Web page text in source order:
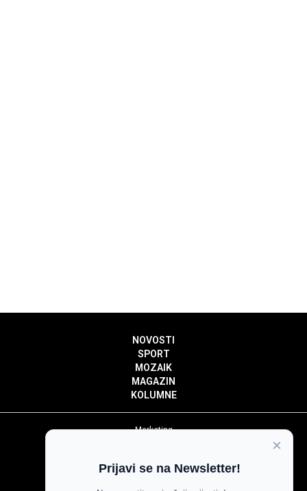
NOVOSTI
SPORT
MOZAIK
MAGAZIN
KOLUMNE
Marketing
Impressum
×
Prijavi se na Newsletter!